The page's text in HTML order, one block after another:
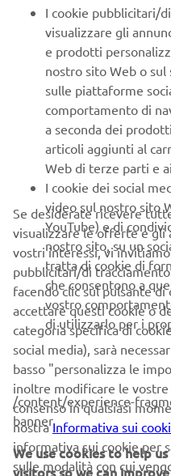
CORPORATE
PIÙ YAMAHA
SUPPORTO
NEWSLETTER
Conoscerai in anteprima le
nuove uscite e molto altro
Leggi la nostra Informativa
trattiamo i tuoi dati personali:
visualizzare gli
e prodotti
nostro sito Web o sul
sulle piattaforme
comportamento di
a seconda dei
articoli aggiunti al
Web di terze parti e
I cookie dei social
video sul nostro sito
YouTube) e di
nostro sito, su un
tratta di cookie di
che consentono a
vostro
di utilizzarlo per i
Se desiderate ricevere
visualizzare le offerte e gli
vostri interessi, vi
pubblicitari/di
facendo clic sul pulsante
accettare questi cookie o
categoria specifica di
social media), sarà
basso "personalizza le
inoltre modificare le
consenso in qualsiasi
nostraInformativa sui
informativa sui cookie per
sulle modalità con cui
/content/experience-
banner
We use cookies to help
visitors so we can